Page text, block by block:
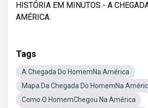
HISTÓRIA EM MINUTOS - A
AMÉRICA.
Tags
A Chegada Do HomemNa América
Mapa Da Chegada Do HomemNa
Como O HomemChegou Na América